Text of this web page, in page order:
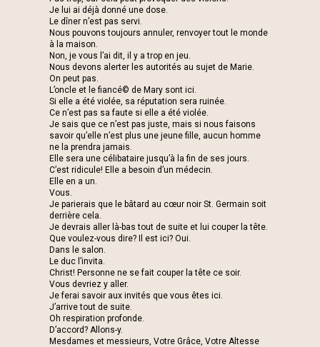
Je lui ai déjà donné une dose.
Le dîner n’est pas servi.
Nous pouvons toujours annuler, renvoyer tout le monde
à la maison.
Non, je vous l’ai dit, il y a trop en jeu.
Nous devons alerter les autorités au sujet de Marie.
On peut pas.
L’oncle et le fiancé© de Mary sont ici.
Si elle a été violée, sa réputation sera ruinée.
Ce n’est pas sa faute si elle a été violée.
Je sais que ce n’est pas juste, mais si nous faisons
savoir qu’elle n’est plus une jeune fille, aucun homme
ne la prendra jamais.
Elle sera une célibataire jusqu’à la fin de ses jours.
C’est ridicule! Elle a besoin d’un médecin.
Elle en a un.
Vous.
Je parierais que le bâtard au cœur noir St. Germain soit
derrière cela.
Je devrais aller là-bas tout de suite et lui couper la tête.
Que voulez-vous dire? Il est ici? Oui.
Dans le salon.
Le duc l’invita.
Christ! Personne ne se fait couper la tête ce soir.
Vous devriez y aller.
Je ferai savoir aux invités que vous êtes ici.
J’arrive tout de suite.
Oh respiration profonde.
D’accord? Allons-y.
Mesdames et messieurs, Votre Grâce, Votre Altesse